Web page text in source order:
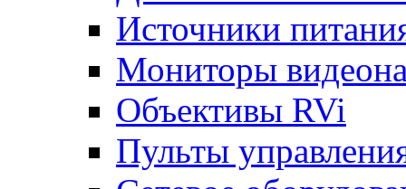
Источники
Мониторы
Объективы RVi
Пульты